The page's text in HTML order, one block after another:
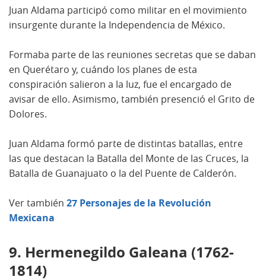
Juan Aldama participó como militar en el movimiento
insurgente durante la Independencia de México.
Formaba parte de las reuniones secretas que se daban
en Querétaro y, cuándo los planes de esta
conspiración salieron a la luz, fue el encargado de
avisar de ello. Asimismo, también presenció el Grito de
Dolores.
Juan Aldama formó parte de distintas batallas, entre
las que destacan la Batalla del Monte de las Cruces, la
Batalla de Guanajuato o la del Puente de Calderón.
Ver también 27 Personajes de la Revolución
Mexicana
9. Hermenegildo Galeana (1762-
1814)